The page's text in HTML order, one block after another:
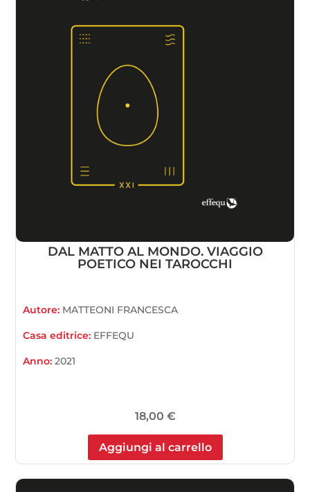
DAL MATTO AL MONDO. VIAGGIO
POETICO NEI TAROCCHI
Autore: MATTEONI FRANCESCA
Casa editrice: EFFEQU
Anno:2021
18,00 €
Aggiungi al carrello